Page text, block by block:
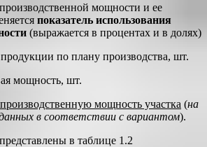
мощности и ее
показатель использования
(выражается в процентах и в долях)
по плану производства, шт.
мощность, шт.
мощность участка (на
в соответствии с вариантом).
в таблице 1.2